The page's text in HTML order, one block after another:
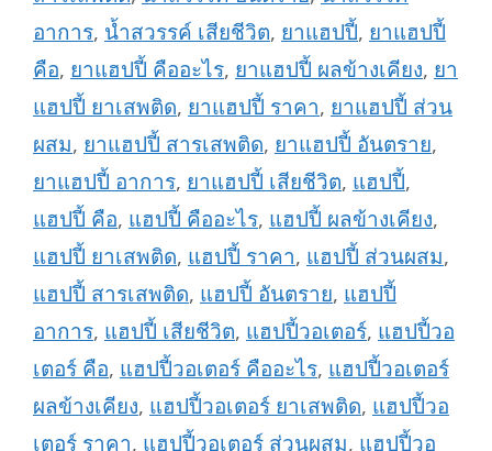
อาการ, น้ำสวรรค์ เสียชีวิต, ยาแฮปปี้, ยาแฮปปี้
คือ, ยาแฮปปี้ คืออะไร, ยาแฮปปี้ ผลข้างเคียง, ยา
แฮปปี้ ยาเสพติด, ยาแฮปปี้ ราคา, ยาแฮปปี้ ส่วน
ผสม, ยาแฮปปี้ สารเสพติด, ยาแฮปปี้ อันตราย,
ยาแฮปปี้ อาการ, ยาแฮปปี้ เสียชีวิต, แฮปปี้,
แฮปปี้ คือ, แฮปปี้ คืออะไร, แฮปปี้ ผลข้างเคียง,
แฮปปี้ ยาเสพติด, แฮปปี้ ราคา, แฮปปี้ ส่วนผสม,
แฮปปี้ สารเสพติด, แฮปปี้ อันตราย, แฮปปี้
อาการ, แฮปปี้ เสียชีวิต, แฮปปี้วอเตอร์, แฮปปี้วอ
เตอร์ คือ, แฮปปี้วอเตอร์ คืออะไร, แฮปปี้วอเตอร์
ผลข้างเคียง, แฮปปี้วอเตอร์ ยาเสพติด, แฮปปี้วอ
เตอร์ ราคา, แฮปปี้วอเตอร์ ส่วนผสม, แฮปปี้วอ